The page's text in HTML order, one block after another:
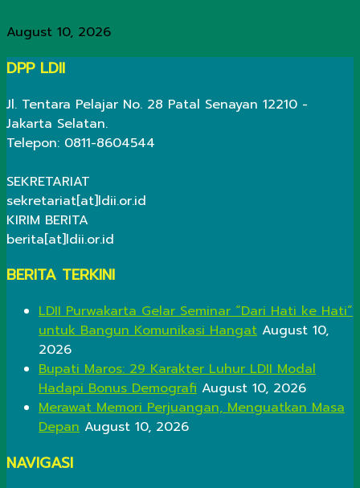
August 10, 2026
DPP LDII
Jl. Tentara Pelajar No. 28 Patal Senayan 12210 -
Jakarta Selatan.
Telepon: 0811-8604544
SEKRETARIAT
sekretariat[at]ldii.or.id
KIRIM BERITA
berita[at]ldii.or.id
BERITA TERKINI
LDII Purwakarta Gelar Seminar “Dari Hati ke Hati”
untuk Bangun Komunikasi Hangat August 10,
2026
Bupati Maros: 29 Karakter Luhur LDII Modal
Hadapi Bonus Demografi August 10, 2026
Merawat Memori Perjuangan, Menguatkan Masa
Depan August 10, 2026
NAVIGASI